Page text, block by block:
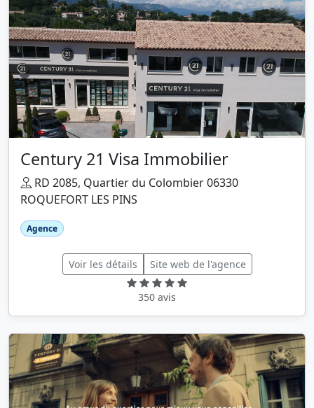
Century 21 Visa Immobilier
RD 2085, Quartier du Colombier 06330
ROQUEFORT LES PINS
Agence
Voir les détails Site web de l'agence
350 avis